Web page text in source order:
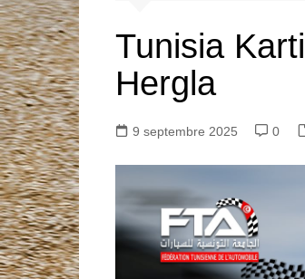
Liste des
Tunisia
Hergla
9 septembre 2025 0